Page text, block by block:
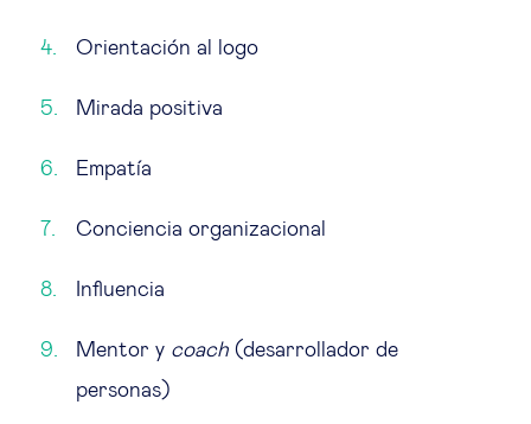
Orientación al logo
Mirada positiva
Empatía
Conciencia organizacional
Influencia
Mentor y coach (desarrollador de
personas)